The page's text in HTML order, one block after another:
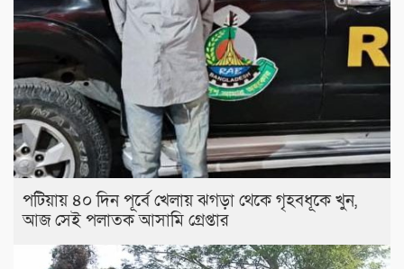
পটিয়ায় ৪০ দিন পূর্বে খেলায় ঝগড়া থেকে গৃহবধূকে খুন,
আজ সেই পলাতক আসামি গ্রেপ্তার